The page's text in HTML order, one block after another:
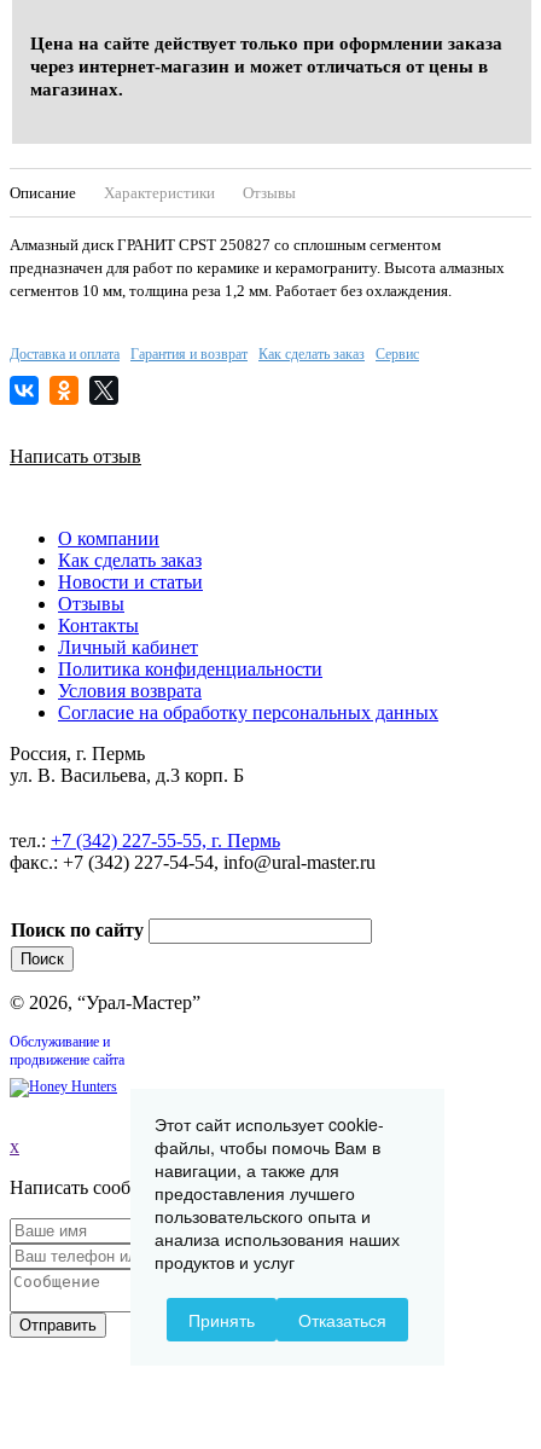
Цена на сайте действует только при оформлении заказа
через интернет-магазин и может отличаться от цены в
магазинах.
Описание Характеристики Отзывы
Алмазный диск ГРАНИТ CPST 250827 со сплошным сегментом
предназначен для работ по керамике и керамограниту. Высота алмазных
сегментов 10 мм, толщина реза 1,2 мм. Работает без охлаждения.
Доставка и оплата Гарантия и возврат Как сделать заказ Сервис
Написать отзыв
О компании
Как сделать заказ
Новости и статьи
Отзывы
Контакты
Личный кабинет
Политика конфиденциальности
Условия возврата
Согласие на обработку персональных данных
Россия, г. Пермь
ул. В. Васильева, д.3 корп. Б
тел.: +7 (342) 227-55-55, г. Пермь
факс.: +7 (342) 227-54-54, info@ural-master.ru
Поиск по сайту
© 2026, “Урал-Мастер”
Обслуживание и
продвижение сайта
x
Написать сообщение
Отправить
Этот сайт использует cookie-
файлы, чтобы помочь Вам в
навигации, а также для
предоставления лучшего
пользовательского опыта и
анализа использования наших
продуктов и услуг
Принять Отказаться